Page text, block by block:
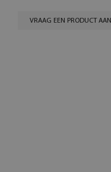
VRAAG EEN PRODUCT AAN